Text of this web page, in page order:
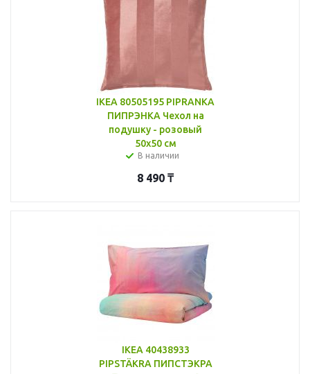
IKEA 80505195 PIPRANKA
ПИПРЭНКА Чехол на
подушку - розовый
50x50 см
В наличии
8 490 ₸
IKEA 40438933
PIPSTÄKRA ПИПСТЭКРА